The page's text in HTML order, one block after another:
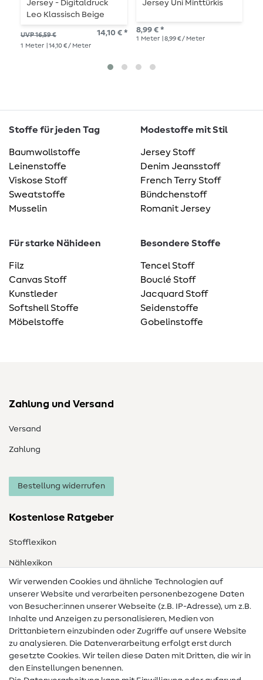
Jersey - Digitaldruck
Leo Klassisch Beige
UVP 16,59 € 14,10 € *
1 Meter | 14,10 € / Meter
Jersey Uni Minttürkis
8,99 € *
1 Meter | 8,99 € / Meter
Stoffe für jeden Tag
Baumwollstoffe
Leinenstoffe
Viskose Stoff
Sweatstoffe
Musselin
Modestoffe mit Stil
Jersey Stoff
Denim Jeansstoff
French Terry Stoff
Bündchenstoff
Romanit Jersey
Für starke Nähideen
Filz
Canvas Stoff
Kunstleder
Softshell Stoffe
Möbelstoffe
Besondere Stoffe
Tencel Stoff
Bouclé Stoff
Jacquard Stoff
Seidenstoffe
Gobelinstoffe
Zahlung und Versand
Versand
Zahlung
Bestellung widerrufen
Kostenlose Ratgeber
Stofflexikon
Nählexikon
Nähanleitungen
Hilfe & Kontakt
Kontakt
Infos zum Betreiberwechsel
Wir verwenden Cookies und ähnliche Technologien auf
unserer Website und verarbeiten personenbezogene Daten
von Besucher:innen unserer Webseite (z.B. IP-Adresse), um z.B.
Inhalte und Anzeigen zu personalisieren, Medien von
Drittanbietern einzubinden oder Zugriffe auf unsere Website
zu analysieren. Die Datenverarbeitung erfolgt erst durch
gesetzte Cookies. Wir teilen diese Daten mit Dritten, die wir in
den Einstellungen benennen.